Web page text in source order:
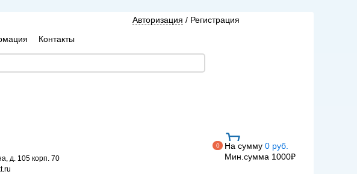
Контакты
Авторизация / Регистрация
д. 105 корп. 70
0 На сумму 0 руб.
Мин.сумма 1000₽